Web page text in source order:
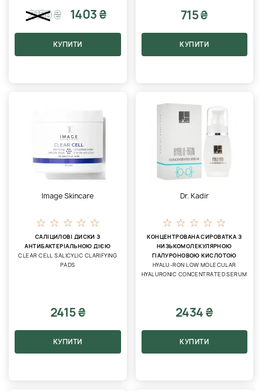
2159₴ 1403 ₴
КУПИТИ
715 ₴
КУПИТИ
Image Skincare
САЛІЦИЛОВІ ДИСКИ З
АНТИБАКТЕРІАЛЬНОЮ ДІЄЮ
CLEAR CELL SALICYLIC CLARIFYING
PADS
2415 ₴
КУПИТИ
Dr. Kadir
КОНЦЕНТРОВАНА СИРОВАТКА З
НИЗЬКОМОЛЕКУЛЯРНОЮ
ГІАЛУРОНОВОЮ КИСЛОТОЮ
HYALU-RON LOW MOLECULAR
HYALURONIC CONCENTRATED SERUM
2434 ₴
КУПИТИ